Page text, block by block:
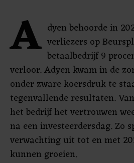
A dyen behoorde in
verliezers op
betaalbedrijf 9
verloor. Adyen kwam in de
onder zware koersdruk te
tegenvallende resultaten.
het bedrijf het vertrouwen
na een investeerdersdag. Zo
verwachting uit tot en met
kunnen groeien.